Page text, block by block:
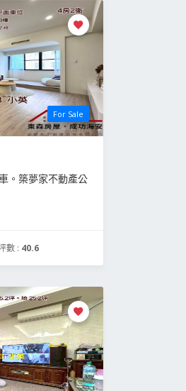
For Sale
。築夢家不動產公
數 : 40.6